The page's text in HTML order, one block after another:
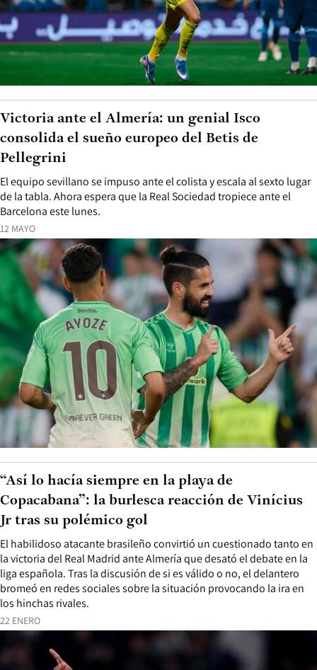
12 MAYO
El equipo sevillano se impuso ante el colista y escala al sexto lugar
de la tabla. Ahora espera que la Real Sociedad tropiece ante el
Barcelona este lunes.
Victoria ante el Almería: un genial Isco
consolida el sueño europeo del Betis de
Pellegrini
22 ENERO
El habilidoso atacante brasileño convirtió un cuestionado tanto en
la victoria del Real Madrid ante Almería que desató el debate en la
liga española. Tras la discusión de si es válido o no, el delantero
bromeó en redes sociales sobre la situación provocando la ira en
los hinchas rivales.
“Así lo hacía siempre en la playa de
Copacabana”: la burlesca reacción de Vinícius
Jr tras su polémico gol